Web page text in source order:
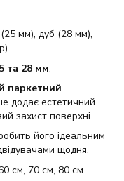
мм), дуб (28 мм),
та 28 мм.
паркетний
додає естетичний
захист поверхні.
його ідеальним
щодня.
см, 70 см, 80 см.